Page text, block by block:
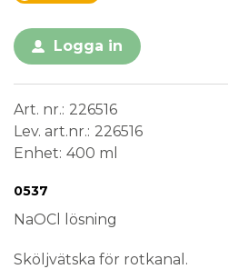
Logga in
Art. nr. 226516
Lev. art.nr. 226516
Enhet 400 ml
Medical Device
0537
NaOCl lösning
Sköljvätska för rotkanal.